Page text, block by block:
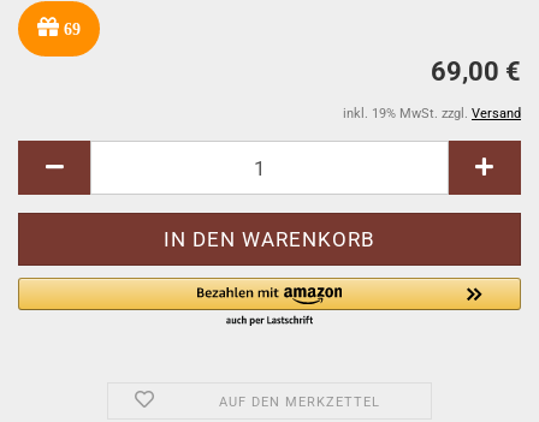
69
69,00 €
inkl. 19% MwSt. zzgl. Versand
AUF DEN MERKZETTEL